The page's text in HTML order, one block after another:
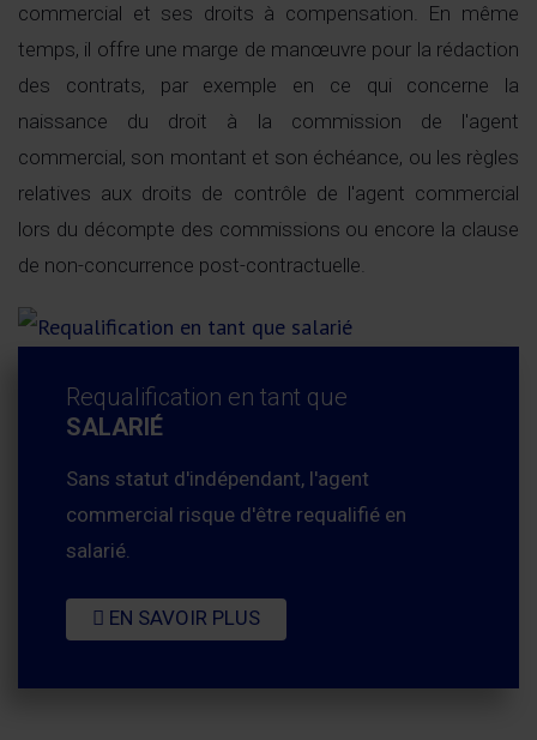
commercial et ses droits à compensation. En même
temps, il offre une marge de manœuvre pour la rédaction
des contrats, par exemple en ce qui concerne la
naissance du droit à la commission de l'agent
commercial, son montant et son échéance, ou les règles
relatives aux droits de contrôle de l'agent commercial
lors du décompte des commissions ou encore la clause
de non-concurrence post-contractuelle.
Requalification en tant que
SALARIÉ
Sans statut d'indépendant, l'agent
commercial risque d'être requalifié en
salarié.
EN SAVOIR PLUS